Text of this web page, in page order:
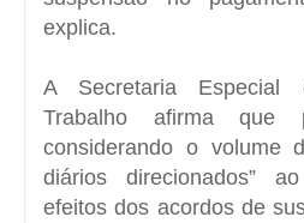
explica.
A Secretaria Especial
Trabalho afirma que
considerando o volume
diários direcionados”
efeitos dos acordos de